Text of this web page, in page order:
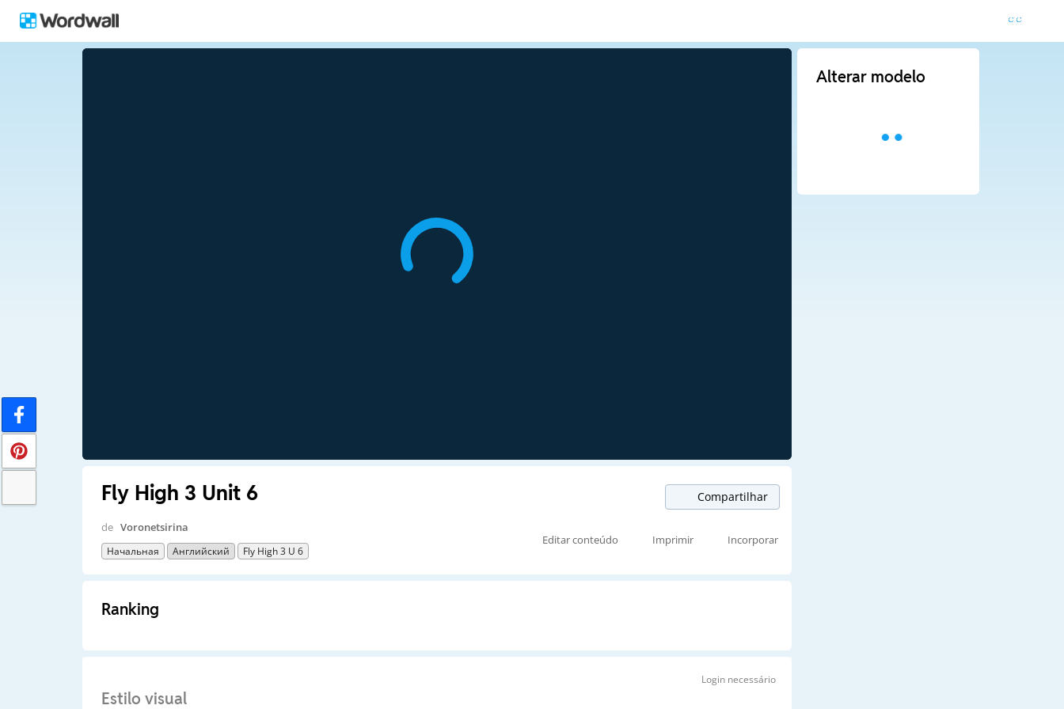
Fly High 3 Unit 6 Compartilhar
de Voronetsirina
Начальная Английский Fly High 3 U 6
Editar conteúdo Imprimir Incorporar
Ranking
Login necessário
Estilo visual
Alterar modelo